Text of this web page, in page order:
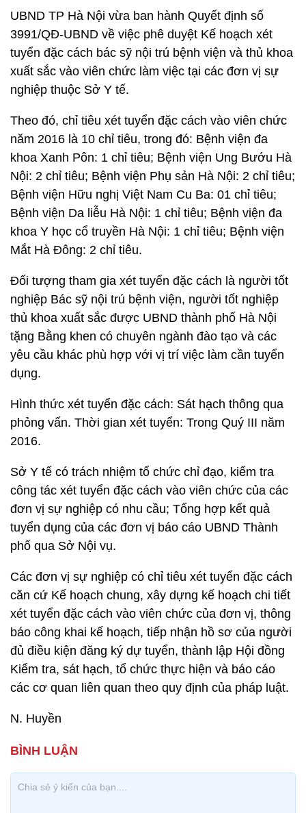
UBND TP Hà Nội vừa ban hành Quyết định số
3991/QĐ-UBND về việc phê duyệt Kế hoạch xét
tuyển đặc cách bác sỹ nội trú bệnh viện và thủ khoa
xuất sắc vào viên chức làm việc tại các đơn vị sự
nghiệp thuộc Sở Y tế.
Theo đó, chỉ tiêu xét tuyển đặc cách vào viên chức
năm 2016 là 10 chỉ tiêu, trong đó: Bệnh viện đa
khoa Xanh Pôn: 1 chỉ tiêu; Bệnh viện Ung Bướu Hà
Nội: 2 chỉ tiêu; Bệnh viện Phụ sản Hà Nội: 2 chỉ tiêu;
Bệnh viện Hữu nghị Việt Nam Cu Ba: 01 chỉ tiêu;
Bệnh viện Da liễu Hà Nội: 1 chỉ tiêu; Bệnh viện đa
khoa Y học cổ truyền Hà Nội: 1 chỉ tiêu; Bệnh viện
Mắt Hà Đông: 2 chỉ tiêu.
Đối tượng tham gia xét tuyển đặc cách là người tốt
nghiệp Bác sỹ nội trú bệnh viện, người tốt nghiệp
thủ khoa xuất sắc được UBND thành phố Hà Nội
tặng Bằng khen có chuyên ngành đào tạo và các
yêu cầu khác phù hợp với vị trí việc làm cần tuyển
dụng.
Hình thức xét tuyển đặc cách: Sát hạch thông qua
phỏng vấn. Thời gian xét tuyển: Trong Quý III năm
2016.
Sở Y tế có trách nhiệm tổ chức chỉ đạo, kiểm tra
công tác xét tuyển đặc cách vào viên chức của các
đơn vị sự nghiệp có nhu cầu; Tổng hợp kết quả
tuyển dụng của các đơn vị báo cáo UBND Thành
phố qua Sở Nội vụ.
Các đơn vị sự nghiệp có chỉ tiêu xét tuyển đặc cách
căn cứ Kế hoạch chung, xây dựng kế hoạch chi tiết
xét tuyển đặc cách vào viên chức của đơn vị, thông
báo công khai kế hoạch, tiếp nhận hồ sơ của người
đủ điều kiện đăng ký dự tuyển, thành lập Hội đồng
Kiểm tra, sát hạch, tổ chức thực hiện và báo cáo
các cơ quan liên quan theo quy định của pháp luật.
N. Huyền